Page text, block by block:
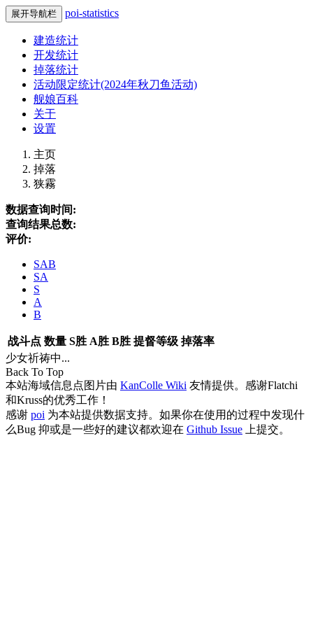
展开导航栏 poi-statistics
建造统计
开发统计
掉落统计
活动限定统计(2024年秋刀鱼活动)
舰娘百科
关于
设置
主页
掉落
狭霧
数据查询时间:
查询结果总数:
评价:
SAB
SA
S
A
B
战斗点 数量 S胜 A胜 B胜 提督等级 掉落率
少女祈祷中...
Back To Top
本站海域信息点图片由 KanColle Wiki 友情提供。感谢Flatchi
和Kruss的优秀工作！
感谢 poi 为本站提供数据支持。如果你在使用的过程中发现什
么Bug 抑或是一些好的建议都欢迎在 Github Issue 上提交。